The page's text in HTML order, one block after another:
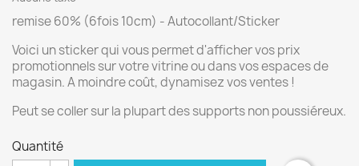
remise 60% (6fois 10cm) - Autocollant/Sticker
Voici un sticker qui vous permet d'afficher vos prix
promotionnels sur votre vitrine ou dans vos espaces de
magasin. A moindre coût, dynamisez vos ventes !
Peut se coller sur la plupart des supports non poussiéreux.
Quantité